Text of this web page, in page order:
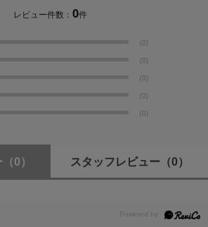
装着時)
レビュー件数：0件
(0)
(0)
(0)
(0)
(0)
（0） スタッフレビュー （0）